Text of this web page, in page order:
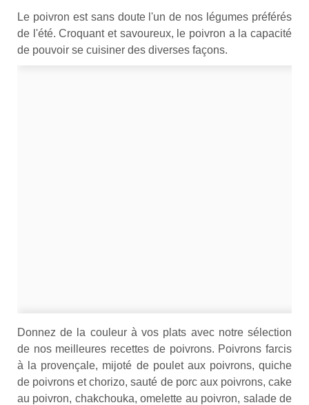
Le poivron est sans doute l'un de nos légumes préférés
de l'été. Croquant et savoureux, le poivron a la capacité
de pouvoir se cuisiner des diverses façons.
Donnez de la couleur à vos plats avec notre sélection
de nos meilleures recettes de poivrons. Poivrons farcis
à la provençale, mijoté de poulet aux poivrons, quiche
de poivrons et chorizo, sauté de porc aux poivrons, cake
au poivron, chakchouka, omelette au poivron, salade de